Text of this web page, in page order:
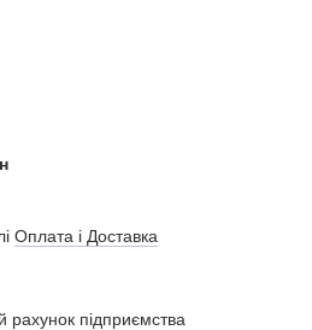
Оплата і Доставка
рахунок підприємства